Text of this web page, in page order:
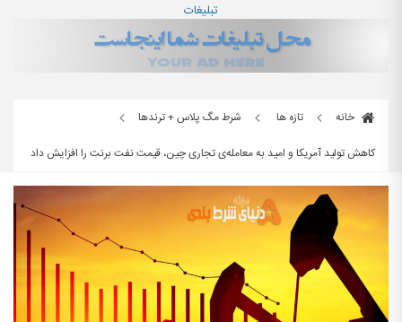
تبلیغات
خانه تازه ها
شرط مگ پلاس + ترندها
کاهش تولید آمریکا و امید به معامله‌ی تجاری چین، قیمت نفت برنت را افزایش داد